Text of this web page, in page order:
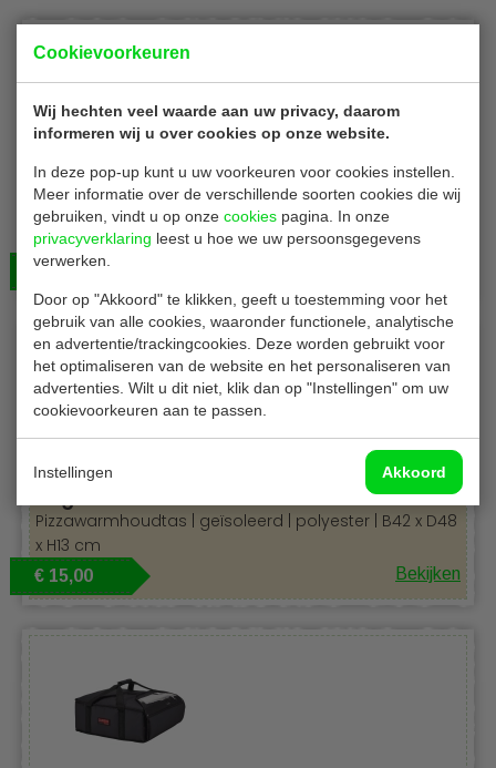
Cookievoorkeuren
Wij hechten veel waarde aan uw privacy, daarom
informeren wij u over cookies op onze website.
In deze pop-up kunt u uw voorkeuren voor cookies instellen.
Meer informatie over de verschillende soorten cookies die wij
gebruiken, vindt u op onze cookies pagina. In onze
privacyverklaring leest u hoe we uw persoonsgegevens
verwerken.
Door op "Akkoord" te klikken, geeft u toestemming voor het
gebruik van alle cookies, waaronder functionele, analytische
en advertentie/trackingcookies. Deze worden gebruikt voor
het optimaliseren van de website en het personaliseren van
advertenties. Wilt u dit niet, klik dan op "Instellingen" om uw
cookievoorkeuren aan te passen.
Instellingen Akkoord
Cambro FB279
Pizzawarmhoudtas | geïsoleerd | nylon | H32 x B50 x
D50 cm
€ 72,00
Pizzawarmhoudtas | geïsoleerd | polyester | B42 x D48
x H13 cm
€ 15,00 Bekijken